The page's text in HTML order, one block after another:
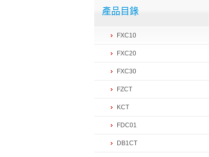
產品目錄
FXC10
FXC20
FXC30
FZCT
KCT
FDC01
DB1CT